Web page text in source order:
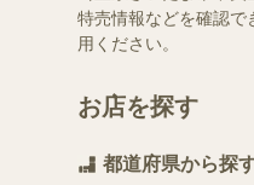
特売情報などを確認で
用ください。
お店を探す
都道府県から探